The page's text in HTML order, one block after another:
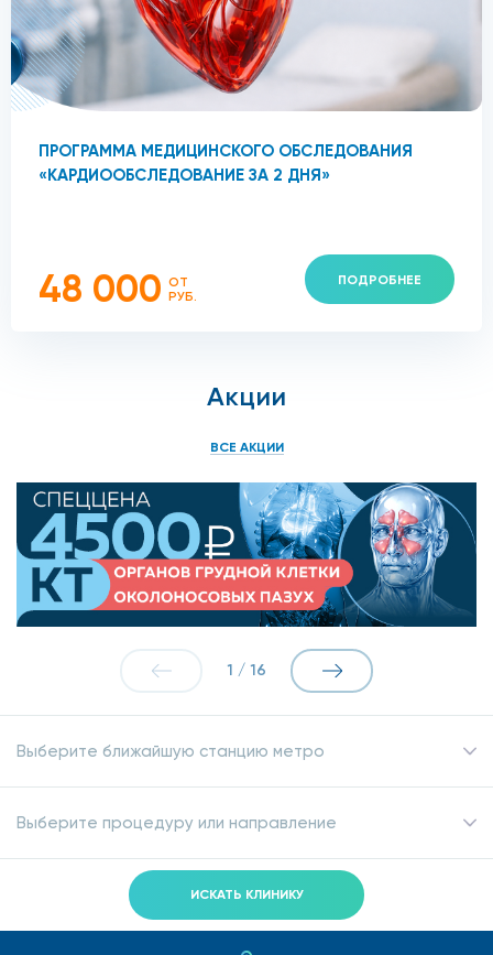
ПРОГРАММА МЕДИЦИНСКОГО ОБСЛЕДОВАНИЯ
«КАРДИООБСЛЕДОВАНИЕ ЗА 2 ДНЯ»
48 000 ОТ
РУБ.
ПОДРОБНЕЕ
Акции
ВСЕ АКЦИИ
1 / 16
Выберите ближайшую станцию метро
Выберите процедуру или направление
ИСКАТЬ КЛИНИКУ